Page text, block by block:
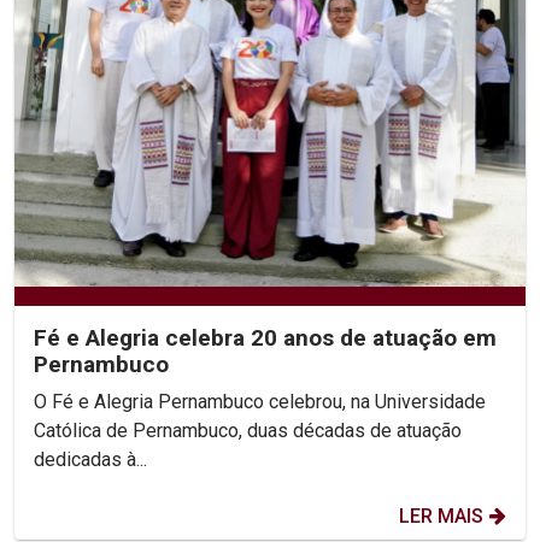
Fé e Alegria celebra 20 anos de atuação em
Pernambuco
O Fé e Alegria Pernambuco celebrou, na Universidade
Católica de Pernambuco, duas décadas de atuação
dedicadas à...
LER MAIS